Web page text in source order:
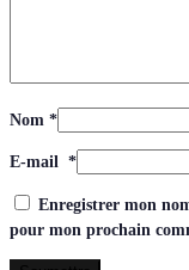
Nom *
E-mail *
Enregistrer mon
pour mon prochain